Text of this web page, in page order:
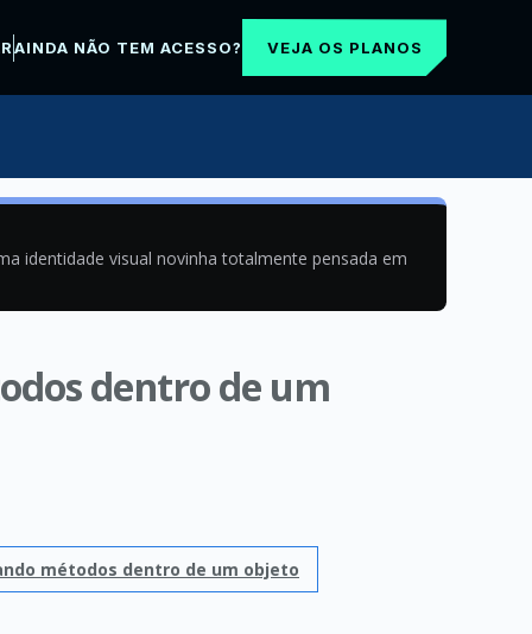
AINDA NÃO TEM ACESSO? VEJA OS PLANOS
identidade visual novinha totalmente pensada em
dentro de um
métodos dentro de um objeto